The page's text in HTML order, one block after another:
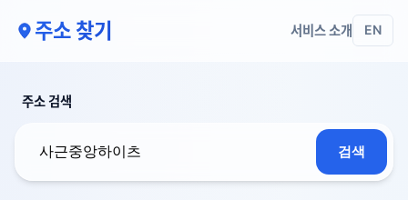
주소 찾기 서비스 소개 EN
주소 검색
검색